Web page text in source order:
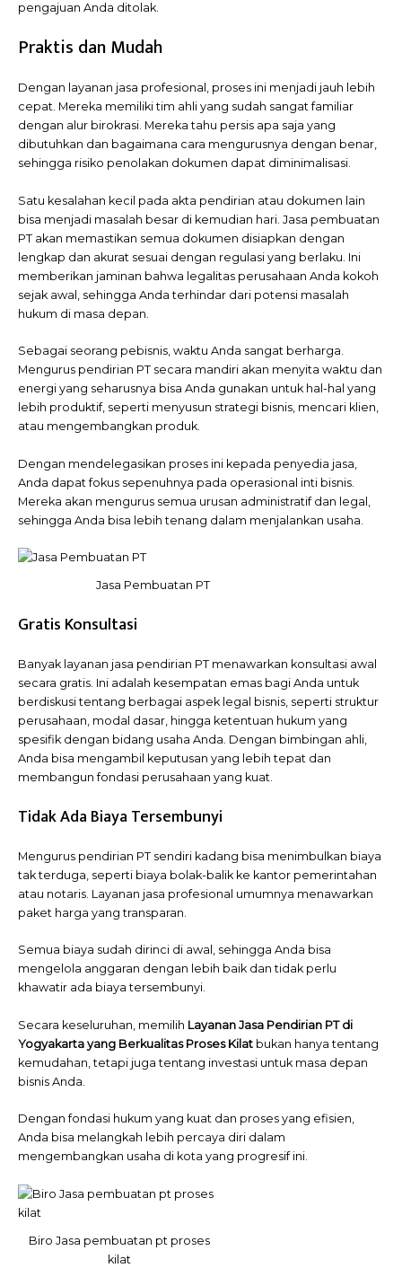
pengajuan Anda ditolak.
Praktis dan Mudah
Dengan layanan jasa profesional, proses ini menjadi jauh lebih
cepat. Mereka memiliki tim ahli yang sudah sangat familiar
dengan alur birokrasi. Mereka tahu persis apa saja yang
dibutuhkan dan bagaimana cara mengurusnya dengan benar,
sehingga risiko penolakan dokumen dapat diminimalisasi.
Satu kesalahan kecil pada akta pendirian atau dokumen lain
bisa menjadi masalah besar di kemudian hari. Jasa pembuatan
PT akan memastikan semua dokumen disiapkan dengan
lengkap dan akurat sesuai dengan regulasi yang berlaku. Ini
memberikan jaminan bahwa legalitas perusahaan Anda kokoh
sejak awal, sehingga Anda terhindar dari potensi masalah
hukum di masa depan.
Sebagai seorang pebisnis, waktu Anda sangat berharga.
Mengurus pendirian PT secara mandiri akan menyita waktu dan
energi yang seharusnya bisa Anda gunakan untuk hal-hal yang
lebih produktif, seperti menyusun strategi bisnis, mencari klien,
atau mengembangkan produk.
Dengan mendelegasikan proses ini kepada penyedia jasa,
Anda dapat fokus sepenuhnya pada operasional inti bisnis.
Mereka akan mengurus semua urusan administratif dan legal,
sehingga Anda bisa lebih tenang dalam menjalankan usaha.
Jasa Pembuatan PT
Gratis Konsultasi
Banyak layanan jasa pendirian PT menawarkan konsultasi awal
secara gratis. Ini adalah kesempatan emas bagi Anda untuk
berdiskusi tentang berbagai aspek legal bisnis, seperti struktur
perusahaan, modal dasar, hingga ketentuan hukum yang
spesifik dengan bidang usaha Anda. Dengan bimbingan ahli,
Anda bisa mengambil keputusan yang lebih tepat dan
membangun fondasi perusahaan yang kuat.
Tidak Ada Biaya Tersembunyi
Mengurus pendirian PT sendiri kadang bisa menimbulkan biaya
tak terduga, seperti biaya bolak-balik ke kantor pemerintahan
atau notaris. Layanan jasa profesional umumnya menawarkan
paket harga yang transparan.
Semua biaya sudah dirinci di awal, sehingga Anda bisa
mengelola anggaran dengan lebih baik dan tidak perlu
khawatir ada biaya tersembunyi.
Secara keseluruhan, memilih Layanan Jasa Pendirian PT di
Yogyakarta yang Berkualitas Proses Kilat bukan hanya tentang
kemudahan, tetapi juga tentang investasi untuk masa depan
bisnis Anda.
Dengan fondasi hukum yang kuat dan proses yang efisien,
Anda bisa melangkah lebih percaya diri dalam
mengembangkan usaha di kota yang progresif ini.
Biro Jasa pembuatan pt proses
kilat